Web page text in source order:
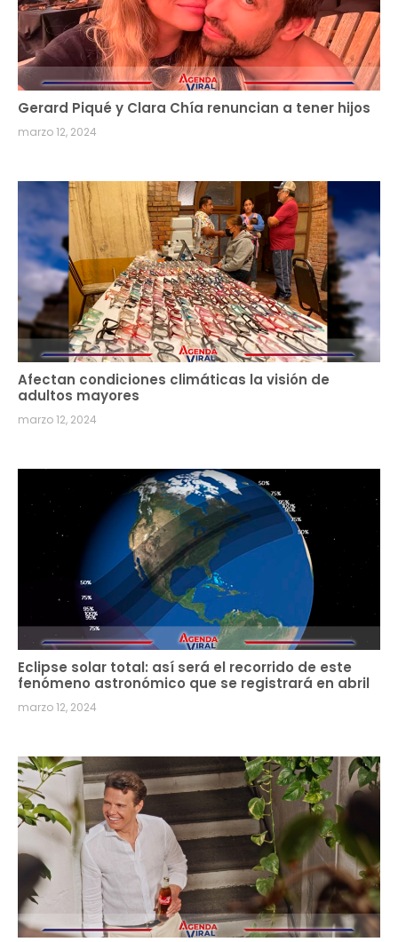
Gerard Piqué y Clara Chía renuncian a tener hijos
marzo 12, 2024
Afectan condiciones climáticas la visión de
adultos mayores
marzo 12, 2024
Eclipse solar total: así será el recorrido de este
fenómeno astronómico que se registrará en abril
marzo 12, 2024